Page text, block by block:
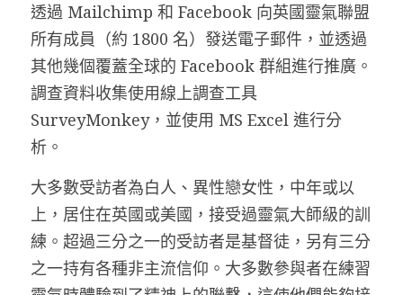
透過 Mailchimp 和 Facebook 向英國靈氣聯盟
所有成員（約 1800 名）發送電子郵件，並透過
其他幾個覆蓋全球的 Facebook 群組進行推廣。
調查資料收集使用線上調查工具
SurveyMonkey，並使用 MS Excel 進行分
析。
大多數受訪者為白人、異性戀女性，中年或以
上，居住在英國或美國，接受過靈氣大師級的訓
練。超過三分之一的受訪者是基督徒，另有三分
之一持有各種非主流信仰。大多數參與者在練習